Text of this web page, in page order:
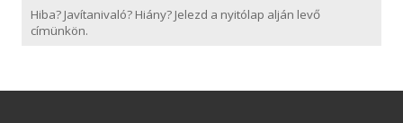
Hiba? Javítanivaló? Hiány? Jelezd a nyitólap alján levő
címünkön.